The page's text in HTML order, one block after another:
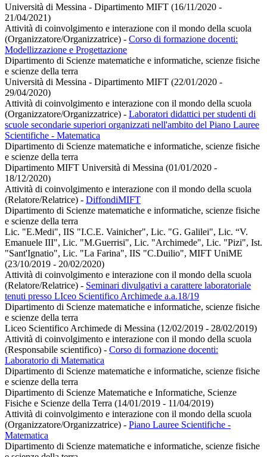
Università di Messina - Dipartimento MIFT (16/11/2020 -
21/04/2021)
Attività di coinvolgimento e interazione con il mondo della scuola
(Organizzatore/Organizzatrice) - Corso di formazione docenti:
Modellizzazione e Progettazione
Dipartimento di Scienze matematiche e informatiche, scienze fisiche
e scienze della terra
Università di Messina - Dipartimento MIFT (22/01/2020 -
29/04/2020)
Attività di coinvolgimento e interazione con il mondo della scuola
(Organizzatore/Organizzatrice) - Laboratori didattici per studenti di
scuole secondarie superiori organizzati nell'ambito del Piano Lauree
Scientifiche - Matematica
Dipartimento di Scienze matematiche e informatiche, scienze fisiche
e scienze della terra
Dipartimento MIFT Università di Messina (01/01/2020 -
18/12/2020)
Attività di coinvolgimento e interazione con il mondo della scuola
(Relatore/Relatrice) - DiffondiMIFT
Dipartimento di Scienze matematiche e informatiche, scienze fisiche
e scienze della terra
Lic. "E.Medi", IIS "I.C.E. Vainicher", Lic. "G. Galilei", Lic. “V.
Emanuele III", Lic. "M.Guerrisi", Lic. "Archimede", Lic. "Pizi", Ist.
"Sant'Ignatio", Lic. "La Farina", IIS "C.Duilio", MIFT UniME
(23/10/2019 - 20/02/2020)
Attività di coinvolgimento e interazione con il mondo della scuola
(Relatore/Relatrice) - Seminari divulgativi a carattere laboratoriale
tenuti presso LIceo Scientifico Archimede a.a.18/19
Dipartimento di Scienze matematiche e informatiche, scienze fisiche
e scienze della terra
Liceo Scientifico Archimede di Messina (12/02/2019 - 28/02/2019)
Attività di coinvolgimento e interazione con il mondo della scuola
(Responsabile scientifico) - Corso di formazione docenti:
Laboratorio di Matematica
Dipartimento di Scienze matematiche e informatiche, scienze fisiche
e scienze della terra
Dipartimento di Scienze Matematiche e Informatiche, Scienze
Fisiche e Scienze della Terra (14/01/2019 - 11/04/2019)
Attività di coinvolgimento e interazione con il mondo della scuola
(Organizzatore/Organizzatrice) - Piano Lauree Scientifiche -
Matematica
Dipartimento di Scienze matematiche e informatiche, scienze fisiche